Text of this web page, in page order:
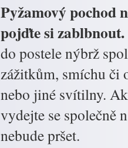
Pyžamový pochod
pojďte si
do postele nýbrž
zážitkům, smíchu či
nebo jiné svítilny.
vydejte se společně
nebude pršet.